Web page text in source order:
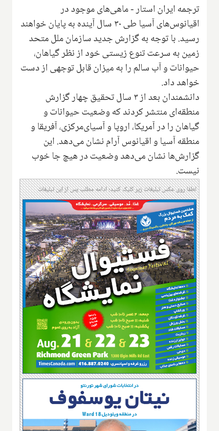
ترجمه ایران استار - ماهی‌های موجود در
اقیانوس‌های آسیا طی ۳۰ سال آینده به پایان خواهند
رسید. با توجه به گزارش جدید سازمان ملل متحد
زمین به سرعت تنوع زیستی خود از نظر گیاهان،
حیوانات و آب سالم را به میزان قابل توجهی از دست
خواهد داد.
دانشمندان بعد از ۳ سال تحقیق چهار گزارش
منطقه‌ای منتشر کردند که وضعیت حیوانات و
گیاهان را در آمریکا‌، اروپا و آسیای‌مرکزی، آفریقا و
منطقه آسیا و اقیانوس آرام نشان می‌دهد. این
گزارش‌ها نشان می‌دهد وضعیت در هیچ جا خوب
نیست.
لطفا روی عکس تبلیغات زیر کلیک کنید؛ ادامه مطلب پس از این تبلیغات